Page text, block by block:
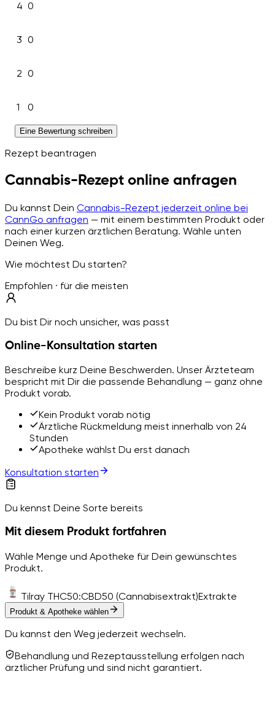
4 0
3 0
2 0
1 0
Eine Bewertung schreiben
Rezept beantragen
Cannabis-Rezept online anfragen
Du kannst Dein Cannabis-Rezept jederzeit online bei
CannGo anfragen — mit einem bestimmten Produkt oder
nach einer kurzen ärztlichen Beratung. Wähle unten
Deinen Weg.
Wie möchtest Du starten?
Empfohlen · für die meisten
Du bist Dir noch unsicher, was passt
Online-Konsultation starten
Beschreibe kurz Deine Beschwerden. Unser Ärzteteam
bespricht mit Dir die passende Behandlung — ganz ohne
Produkt vorab.
Kein Produkt vorab nötig
Ärztliche Rückmeldung meist innerhalb von 24
Stunden
Apotheke wählst Du erst danach
Konsultation starten
Du kennst Deine Sorte bereits
Mit diesem Produkt fortfahren
Wähle Menge und Apotheke für Dein gewünschtes
Produkt.
Tilray THC50:CBD50 (Cannabisextrakt)Extrakte
Produkt & Apotheke wählen
Du kannst den Weg jederzeit wechseln.
Behandlung und Rezeptausstellung erfolgen nach
ärztlicher Prüfung und sind nicht garantiert.